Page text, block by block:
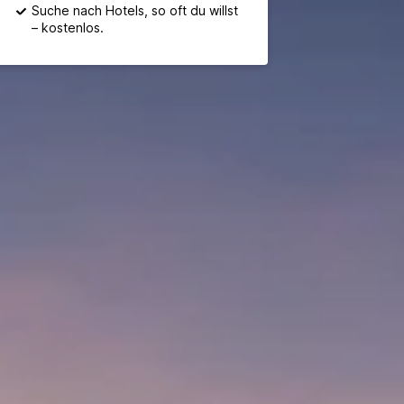
Suche nach Hotels, so oft du willst
– kostenlos.